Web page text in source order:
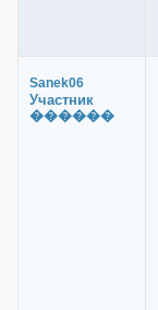
Sanek06
Участник
������